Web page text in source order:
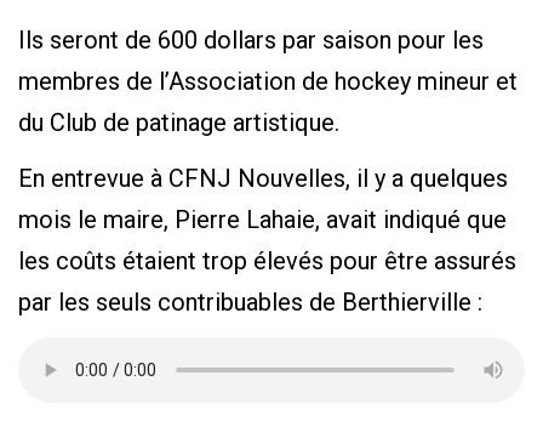
Ils seront de 600 dollars par saison pour les
membres de l’Association de hockey mineur et
du Club de patinage artistique.
En entrevue à CFNJ Nouvelles, il y a quelques
mois le maire, Pierre Lahaie, avait indiqué que
les coûts étaient trop élevés pour être assurés
par les seuls contribuables de Berthierville :